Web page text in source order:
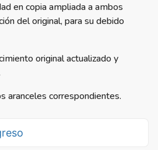
en copia ampliada a ambos
del original, para su debido
original actualizado y
aranceles correspondientes.